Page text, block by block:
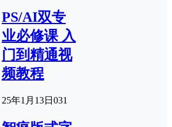
PS/AI双专
业必修课 入
门到精通视
频教程
25年1月13日 031